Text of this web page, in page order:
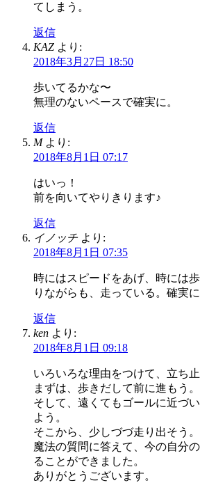
てしまう。
返信
KAZ より:
2018年3月27日 18:50
歩いてるかな〜
無理のないペースで確実に。
返信
M より:
2018年8月1日 07:17
はいっ！
前を向いてやりきります♪
返信
イノッチ より:
2018年8月1日 07:35
時にはスピードをあげ、時には
りながらも、走っている。確実
返信
ken より:
2018年8月1日 09:18
いろいろな理由をつけて、立ち止
まずは、歩きだして前に進もう。
そして、遠くてもゴールに近づ
よう。
そこから、少しづづ走り出そう。
魔法の質問に答えて、今の自分
ることができました。
ありがとうございます。